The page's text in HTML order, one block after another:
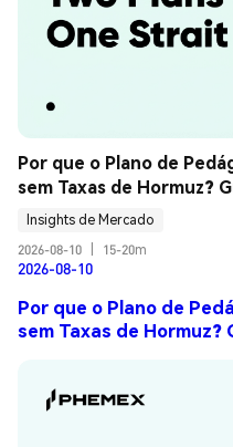
Por que o Plano de
sem Taxas de Hormuz?
Insights de Mercado
2026-08-10
15-20m
2026-08-10
Por que o Plano de
sem Taxas de Hormuz?